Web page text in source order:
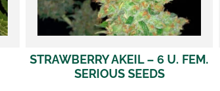
STRAWBERRY AKEIL – 6 U. FEM.
SERIOUS SEEDS